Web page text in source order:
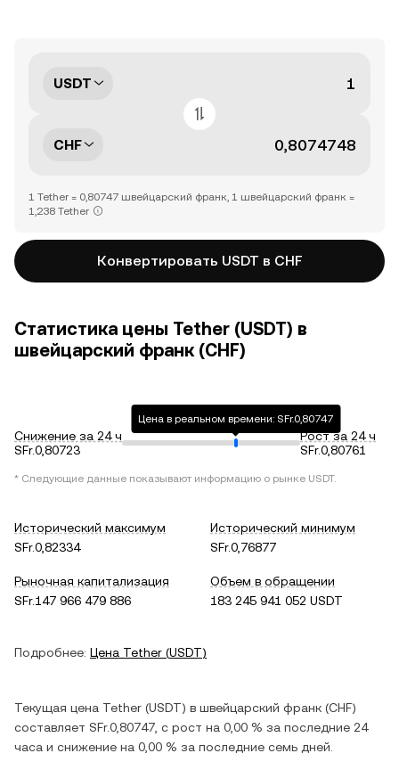
USDT
CHF
1 Tether = 0,80747 швейцарский франк, 1 швейцарский франк =
1,238 Tether
Конвертировать USDT в CHF
Статистика цены Tether (USDT) в
швейцарский франк (CHF)
Снижение за 24 ч
SFr.0,80723
Цена в реальном времени: SFr.0,80747
Рост за 24 ч
SFr.0,80761
* Следующие данные показывают информацию о рынке USDT.
Исторический максимум
SFr.0,82334
Исторический минимум
SFr.0,76877
Рыночная капитализация
SFr.147 966 479 886
Объем в обращении
183 245 941 052 USDT
Подробнее: Цена Tether (USDT)
Текущая цена Tether (USDT) в швейцарский франк (CHF)
составляет SFr.0,80747 , c рост на 0,00 % за последние 24
часа и снижение на 0,00 % за последние семь дней.